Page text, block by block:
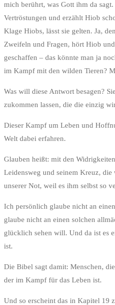
mich berührt, was Gott ihm da
Vertröstungen und erzählt Hiob
Klage Hiobs, lässt sie gelten. Ja,
Zweifeln und Fragen, hört Hiob
geschaffen – das könnte man ja
im Kampf mit den wilden Tieren?
Was will diese Antwort besagen?
zukommen lassen, die die einzig
Dieser Kampf um Leben und
Welt dabei erfahren.
Glauben heißt: mit den
Leidensweg und seinem Kreuz,
unserer Not, weil es ihm selbst so
Ich persönlich glaube nicht an
glaube nicht an einen solchen
glücklich sehen will. Und da ist es
ist.
Die Bibel sagt damit: Menschen,
der im Kampf für das Leben ist.
Und so erscheint das in Kapitel 19